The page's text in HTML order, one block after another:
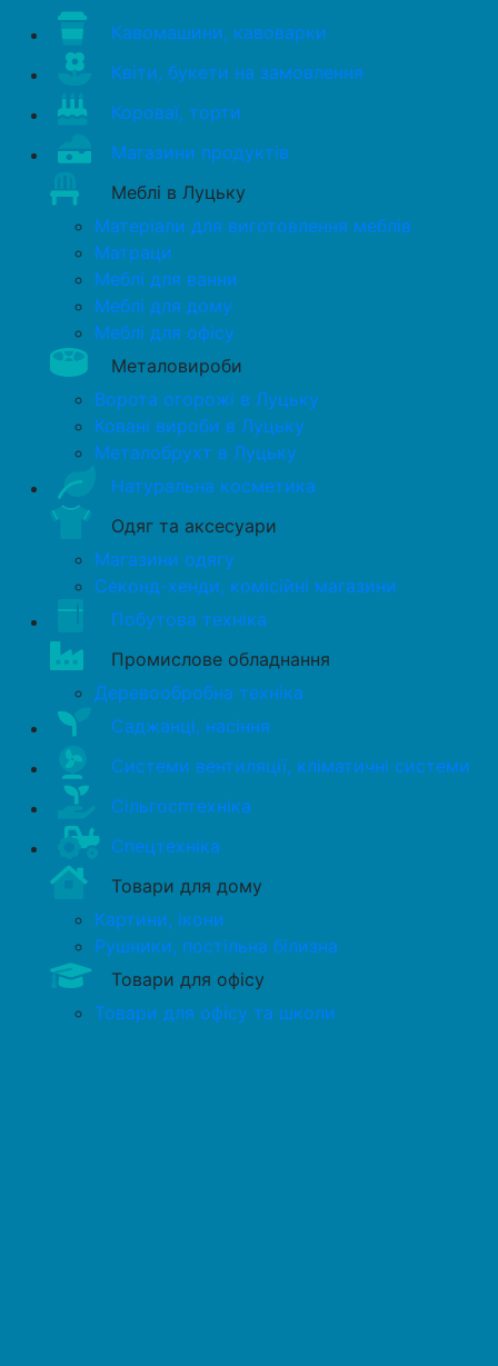
Кавомашини, кавоварки
Квіти, букети на замовлення
Короваї, торти
Магазини продуктів
Меблі в Луцьку
Матеріали для виготовлення меблів
Матраци
Меблі для ванни
Меблі для дому
Меблі для офісу
Металовироби
Ворота огорожі в Луцьку
Ковані вироби в Луцьку
Металобрухт в Луцьку
Натуральна косметика
Одяг та аксесуари
Магазини одягу
Секонд-хенди, комісійні магазини
Побутова техніка
Промислове обладнання
Деревообробна техніка
Саджанці, насіння
Системи вентиляції, кліматичні системи
Сільгосптехніка
Спецтехніка
Товари для дому
Картини, ікони
Рушники, постільна білизна
Товари для офісу
Товари для офісу та школи